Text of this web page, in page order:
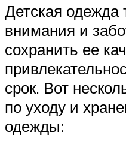
Детская одежда
внимания и
сохранить ее
срок. Вот
по уходу и
одежды: